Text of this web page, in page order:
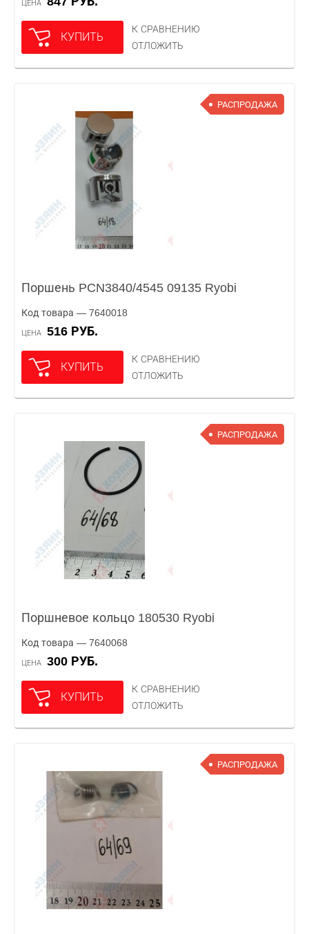
ЦЕНА
КУПИТЬ
К СРАВНЕНИЮ
ОТЛОЖИТЬ
РАСПРОДАЖА
Поршень PCN3840/4545 09135 Ryobi
Код товара — 7640018
ЦЕНА 516 РУБ.
КУПИТЬ
К СРАВНЕНИЮ
ОТЛОЖИТЬ
РАСПРОДАЖА
Поршневое кольцо 180530 Ryobi
Код товара — 7640068
ЦЕНА 300 РУБ.
КУПИТЬ
К СРАВНЕНИЮ
ОТЛОЖИТЬ
РАСПРОДАЖА